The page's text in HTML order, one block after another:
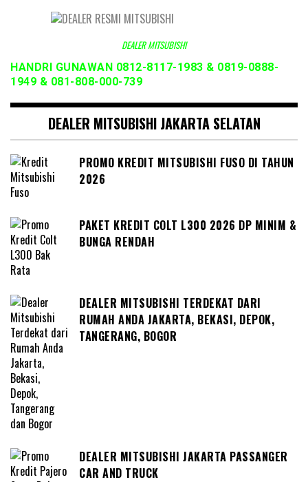
DEALER MITSUBISHI
HANDRI GUNAWAN 0812-8117-1983 & 0819-0888-
1949 & 081-808-000-739
DEALER MITSUBISHI JAKARTA SELATAN
PROMO KREDIT MITSUBISHI FUSO DI TAHUN
2026
PAKET KREDIT COLT L300 2026 DP MINIM &
BUNGA RENDAH
DEALER MITSUBISHI TERDEKAT DARI
RUMAH ANDA JAKARTA, BEKASI, DEPOK,
TANGERANG, BOGOR
DEALER MITSUBISHI JAKARTA PASSANGER
CAR AND TRUCK